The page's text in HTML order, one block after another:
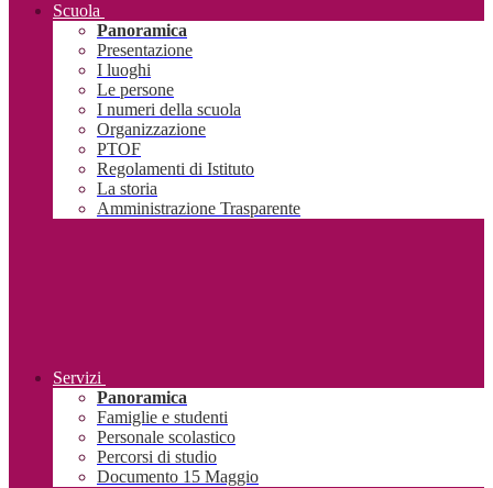
Scuola
Panoramica
Presentazione
I luoghi
Le persone
I numeri della scuola
Organizzazione
PTOF
Regolamenti di Istituto
La storia
Amministrazione Trasparente
Servizi
Panoramica
Famiglie e studenti
Personale scolastico
Percorsi di studio
Documento 15 Maggio